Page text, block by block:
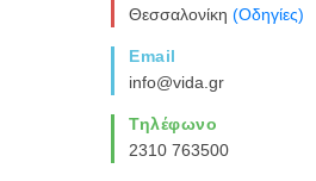
Θεσσαλονίκη (Οδηγίες)
Email
info@vida.gr
Τηλέφωνο
2310 763500